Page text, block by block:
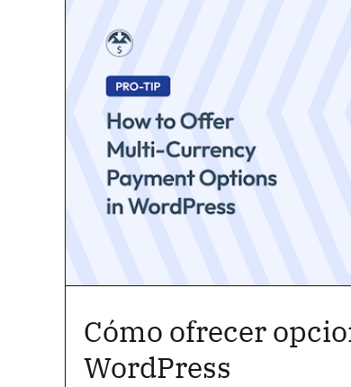
Cómo ofrecer
WordPress